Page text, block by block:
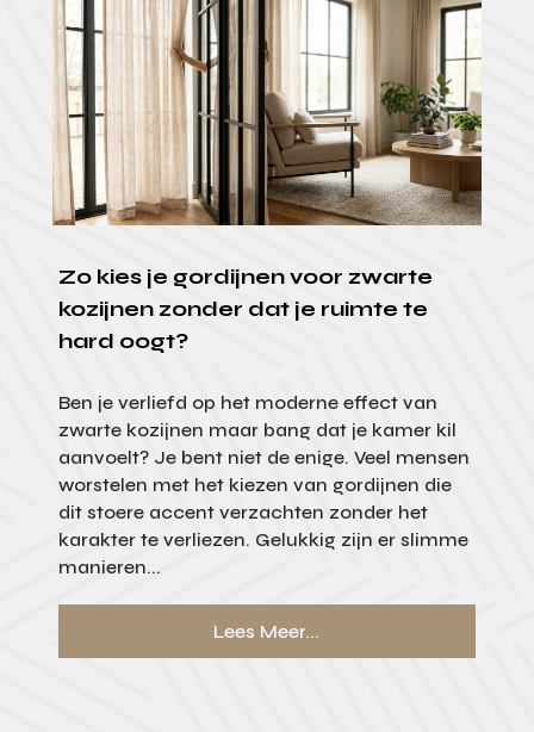
Zo kies je gordijnen voor zwarte
kozijnen zonder dat je ruimte te
hard oogt?
Ben je verliefd op het moderne effect van
zwarte kozijnen maar bang dat je kamer kil
aanvoelt? Je bent niet de enige. Veel mensen
worstelen met het kiezen van gordijnen die
dit stoere accent verzachten zonder het
karakter te verliezen. Gelukkig zijn er slimme
manieren...
Lees Meer...